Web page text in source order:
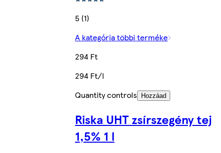
5 (1)
A kategória többi terméke
294 Ft
294 Ft/l
Quantity controls
Hozzáad
Riska UHT zsírszegény tej
1,5% 1 l